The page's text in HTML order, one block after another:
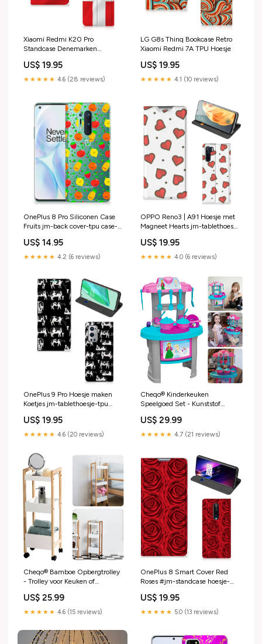
Xiaomi Redmi K20 Pro
Standcase Denemarken
Hoesje
US$ 19.95
★★★★★ 4.6 (28 reviews)
LG G8s Thinq Bookcase Retro
Xiaomi Redmi 7A TPU Hoesje
US$ 19.95
★★★★★ 4.1 (10 reviews)
OnePlus 8 Pro Siliconen Case
Fruits jm-back cover-tpu case-
US$ 14.95
★★★★★ 4.2 (6 reviews)
OPPO Reno3 | A91 Hoesje met
Magneet Hearts jm-tablethoesje
tablethoes-waterval
US$ 19.95
★★★★★ 4.0 (6 reviews)
OnePlus 9 Pro Hoesje maken
Koetjes jm-tablethoesje-tpu
US$ 19.95
★★★★★ 4.6 (20 reviews)
Cheqo® Kinderkeuken
Speelgoed Set - Kunststof
Accessoires - Prinsessen Keuken
- Speelgoed Keukengerei -
US$ 29.99
★★★★★ 4.7 (21 reviews)
Cheqo® Bamboe Opbergtrolley
- Trolley voor Keuken of
Keukenrek met 3 Etages &
Wielen - Badkamer Kast
US$ 25.99
★★★★★ 4.6 (15 reviews)
OnePlus 8 Smart Cover Red
Roses #jm-standcase hoesje-
US$ 19.95
★★★★★ 5.0 (13 reviews)